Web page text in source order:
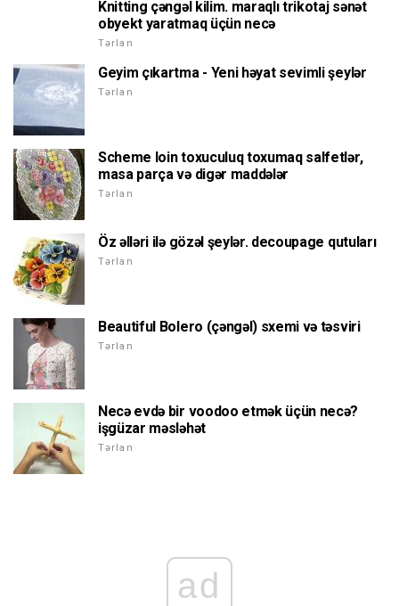
Knitting çəngəl kilim. maraqlı trikotaj sənət
obyekt yaratmaq üçün necə
Tərlan
Geyim çıkartma - Yeni həyat sevimli şeylər
Tərlan
Scheme loin toxuculuq toxumaq salfetlər,
masa parça və digər maddələr
Tərlan
Öz əlləri ilə gözəl şeylər. decoupage qutuları
Tərlan
Beautiful Bolero (çəngəl) sxemi və təsviri
Tərlan
Necə evdə bir voodoo etmək üçün necə?
işgüzar məsləhət
Tərlan
ad